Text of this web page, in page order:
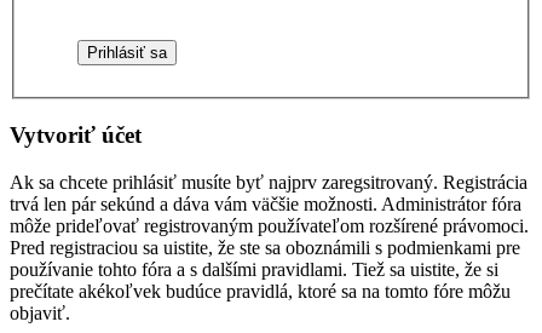
Vytvoriť účet
Ak sa chcete prihlásiť musíte byť najprv zaregsitrovaný. Registrácia
trvá len pár sekúnd a dáva vám väčšie možnosti. Administrátor fóra
môže prideľovať registrovaným používateľom rozšírené právomoci.
Pred registraciou sa uistite, že ste sa oboznámili s podmienkami pre
používanie tohto fóra a s dalšími pravidlami. Tiež sa uistite, že si
prečítate akékoľvek budúce pravidlá, ktoré sa na tomto fóre môžu
objaviť.